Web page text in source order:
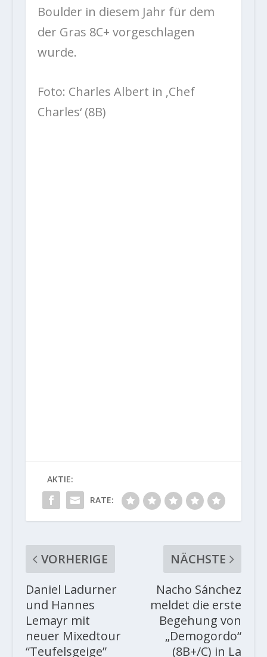
Boulder in diesem Jahr für dem
der Gras 8C+ vorgeschlagen
wurde.
Foto: Charles Albert in ‚Chef
Charles‘ (8B)
AKTIE:
RATE:
VORHERIGE
Daniel Ladurner
und Hannes
Lemayr mit
neuer Mixedtour
“Teufelsgeige”
NÄCHSTE
Nacho Sánchez
meldet die erste
Begehung von
„Demogordo“
(8B+/C) in La